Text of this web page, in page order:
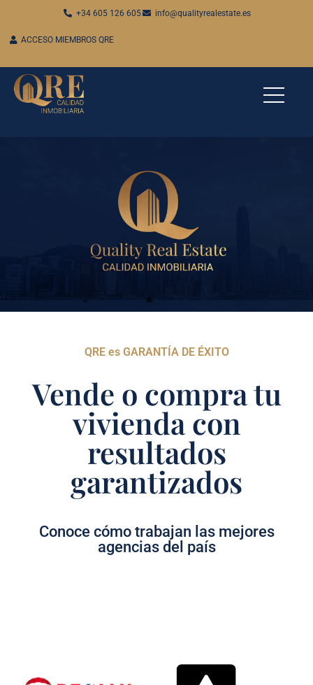
+34 605 126 605 info@qualityrealestate.es
ACCESO MIEMBROS QRE
QRE es GARANTÍA DE ÉXITO
Vende o compra tu
vivienda con
resultados
garantizados
Conoce cómo trabajan las mejores
agencias del país